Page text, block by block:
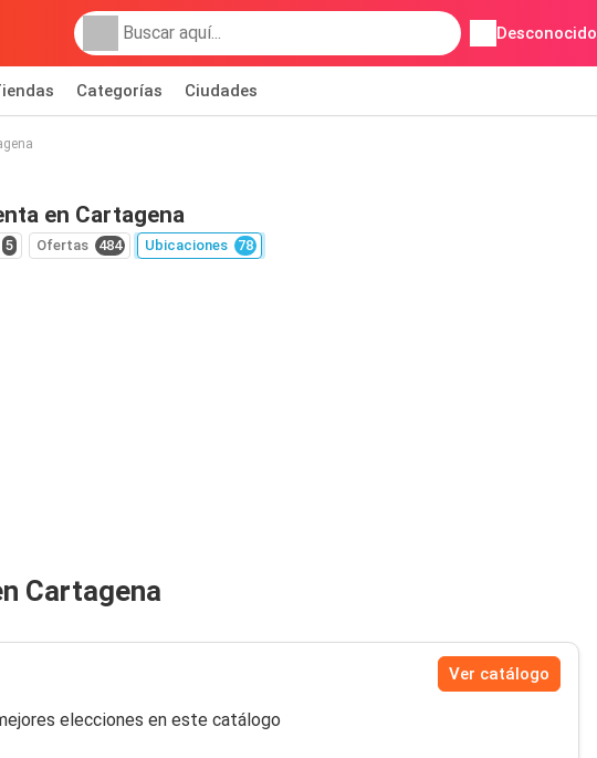
Desconocido
Categorías Ciudades
en Cartagena
5 Ofertas 484 Ubicaciones 78
Cartagena
Ver catálogo
elecciones en este catálogo